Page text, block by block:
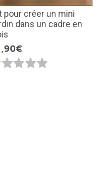
pour créer un mini
dans un cadre en